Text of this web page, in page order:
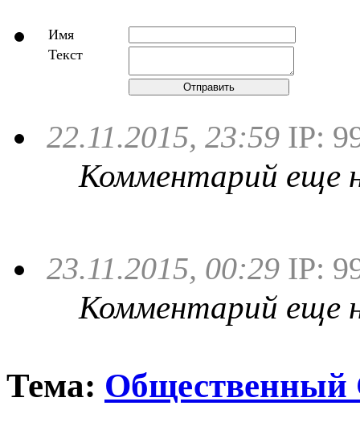
Имя
Текст
Отправить
22.11.2015, 23:59 IP:
Комментарий еще
23.11.2015, 00:29 IP:
Комментарий еще
Тема: Общественный